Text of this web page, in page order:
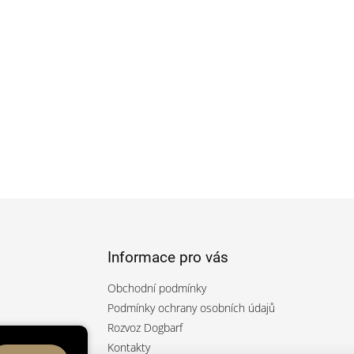
Informace pro vás
Obchodní podmínky
Podmínky ochrany osobních údajů
Rozvoz Dogbarf
Kontakty